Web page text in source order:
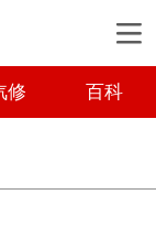
修 百科